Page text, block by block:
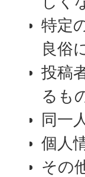
特定
良俗
投稿
るも
同一
個人
その